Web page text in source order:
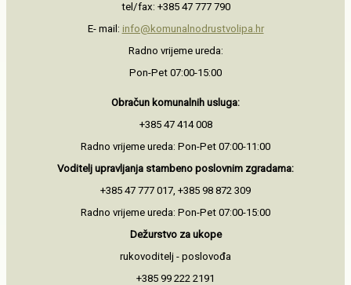
tel/fax: +385 47 777 790
E- mail: info@komunalnodrustvolipa.hr
Radno vrijeme ureda:
Pon-Pet 07:00-15:00
Obračun komunalnih usluga:
+385 47 414 008
Radno vrijeme ureda: Pon-Pet 07:00-11:00
Voditelj upravljanja stambeno poslovnim zgradama:
+385 47 777 017, +385 98 872 309
Radno vrijeme ureda: Pon-Pet 07:00-15:00
Dežurstvo za ukope
rukovoditelj - poslovođa
+385 99 222 2191